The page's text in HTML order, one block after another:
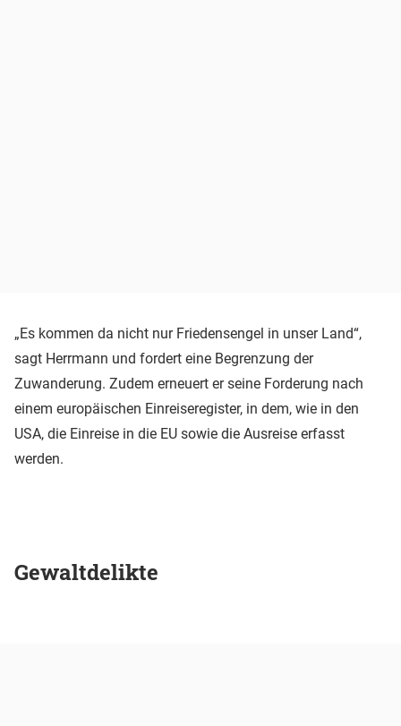
„Es kommen da nicht nur Friedensengel in unser Land“,
sagt Herrmann und fordert eine Begrenzung der
Zuwanderung. Zudem erneuert er seine Forderung nach
einem europäischen Einreiseregister, in dem, wie in den
USA, die Einreise in die EU sowie die Ausreise erfasst
werden.
Gewaltdelikte